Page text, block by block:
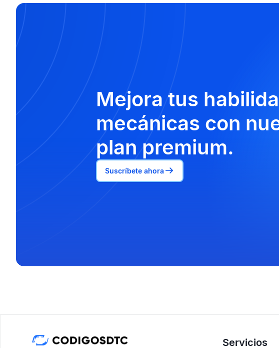
Mejora tus
mecánicas con
plan premium.
Suscríbete ahora
Servicios